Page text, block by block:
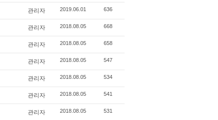
관리자 2019.06.01 636
관리자 2018.08.05 668
관리자 2018.08.05 658
관리자 2018.08.05 547
관리자 2018.08.05 534
관리자 2018.08.05 541
관리자 2018.08.05 531